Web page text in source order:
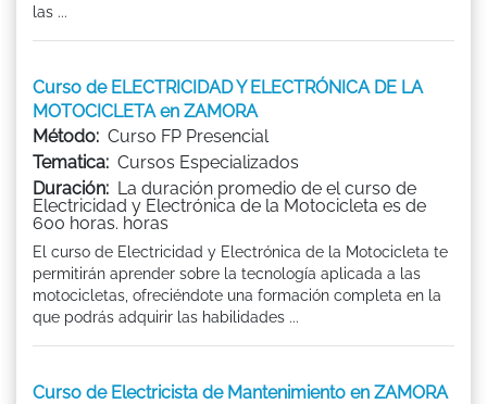
las ...
Curso de ELECTRICIDAD Y ELECTRÓNICA DE LA
MOTOCICLETA en ZAMORA
Método: Curso FP Presencial
Tematica: Cursos Especializados
Duración: La duración promedio de el curso de
Electricidad y Electrónica de la Motocicleta es de
600 horas. horas
El curso de Electricidad y Electrónica de la Motocicleta te
permitirán aprender sobre la tecnología aplicada a las
motocicletas, ofreciéndote una formación completa en la
que podrás adquirir las habilidades ...
Curso de Electricista de Mantenimiento en ZAMORA